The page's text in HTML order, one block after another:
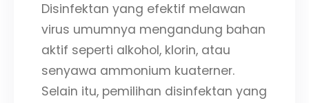
Disinfektan yang efektif melawan
virus umumnya mengandung bahan
aktif seperti alkohol, klorin, atau
senyawa ammonium kuaterner.
Selain itu, pemilihan disinfektan yang